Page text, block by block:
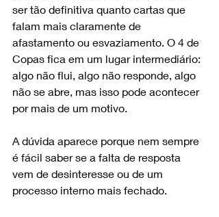
ser tão definitiva quanto cartas que
falam mais claramente de
afastamento ou esvaziamento. O 4 de
Copas fica em um lugar intermediário:
algo não flui, algo não responde, algo
não se abre, mas isso pode acontecer
por mais de um motivo.
A dúvida aparece porque nem sempre
é fácil saber se a falta de resposta
vem de desinteresse ou de um
processo interno mais fechado.